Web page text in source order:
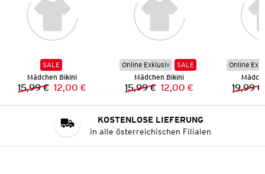
SALE
Mädchen Bikini
Vorheriger Preis:
15,99 € Neuer Preis:
12,00 €
Online Exklusiv
SALE
Mädchen Bikini
Vorheriger Preis:
15,99 € Neuer Preis:
12,00 €
Online
19,99 €
KOSTENLOSE LIEFERUNG
in alle österreichischen Filialen